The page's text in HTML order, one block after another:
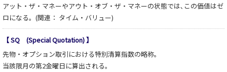
アット・ザ・マネーやアウト・オブ・ザ・マネーの状態では､この価値はゼ
ロになる。(関連： タイム・バリュー)
【 SQ (Special Quotation) 】
先物・オプション取引における特別清算指数の略称。
当該限月の第2金曜日に算出される。